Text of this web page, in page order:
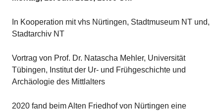
In Kooperation mit vhs Nürtingen, Stadtmuseum NT und,
Stadtarchiv NT
Vortrag von Prof. Dr. Natascha Mehler, Universität
Tübingen, Institut der Ur- und Frühgeschichte und
Archäologie des Mittlalters
2020 fand beim Alten Friedhof von Nürtingen eine